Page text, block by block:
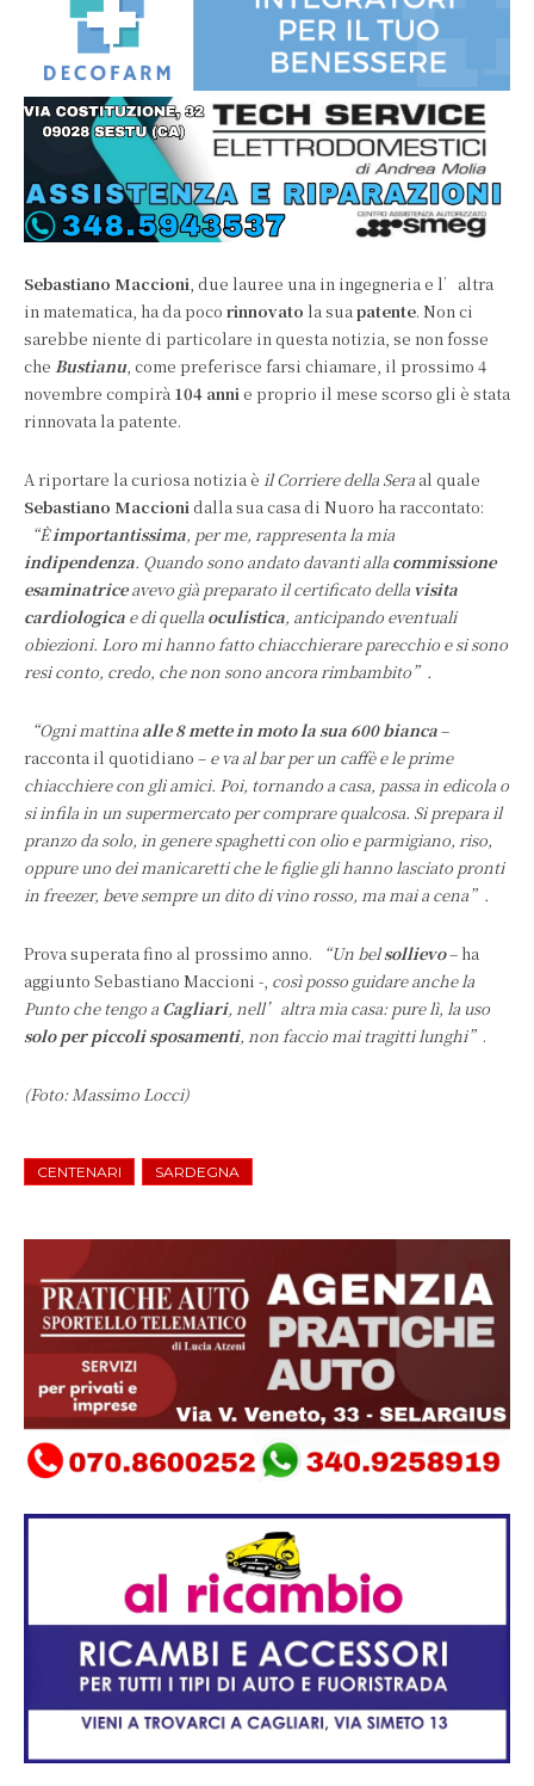
Sebastiano Maccioni, due lauree una in ingegneria e l’altra
in matematica, ha da poco rinnovato la suapatente. Non ci
sarebbe niente di particolare in questa notizia, se non fosse
che Bustianu, come preferisce farsi chiamare, il prossimo 4
novembre compirà 104 annie proprio il mese scorso gli è stata
rinnovata la patente.
A riportare la curiosa notizia è il Corriere della Sera al quale
Sebastiano Maccionidalla sua casa di Nuoro ha raccontato:
“Èimportantissima, per me, rappresenta la mia
indipendenza. Quando sono andato davanti alla commissione
esaminatriceavevo già preparato il certificato della visita
cardiologica e di quella oculistica, anticipando eventuali
obiezioni. Loro mi hanno fatto chiacchierare parecchio e si sono
resi conto, credo, che non sono ancora rimbambito”.
“Ogni mattina alle 8 mette in moto la sua 600 bianca–
racconta il quotidiano – e va al bar per un caffè e le prime
chiacchiere con gli amici. Poi, tornando a casa, passa in edicola o
si infila in un supermercato per comprare qualcosa. Si prepara il
pranzo da solo, in genere spaghetti con olio e parmigiano, riso,
oppure uno dei manicaretti che le figlie gli hanno lasciato pronti
in freezer, beve sempre un dito di vino rosso, ma mai a cena”.
Prova superata fino al prossimo anno. “Un belsollievo– ha
aggiunto Sebastiano Maccioni -, così posso guidare anche la
Punto che tengo a Cagliari, nell’altra mia casa: pure lì, la uso
solo per piccoli sposamenti, non faccio mai tragitti lunghi” .
(Foto: Massimo Locci)
CENTENARI SARDEGNA